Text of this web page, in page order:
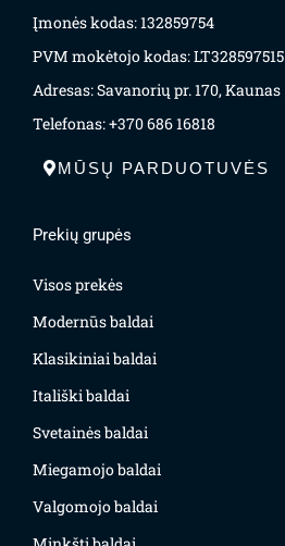
Įmonės kodas: 132859754
PVM mokėtojo kodas: LT328597515
Adresas: Savanorių pr. 170, Kaunas
Telefonas: +370 686 16818
MŪSŲ PARDUOTUVĖS
Prekių grupės
Visos prekės
Modernūs baldai
Klasikiniai baldai
Itališki baldai
Svetainės baldai
Miegamojo baldai
Valgomojo baldai